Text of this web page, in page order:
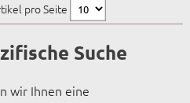
pro Seite
Suche
wir Ihnen eine